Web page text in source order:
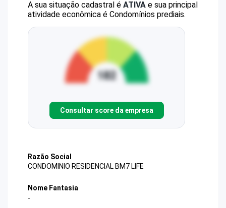
A sua situação cadastral é ATIVA e sua principal
atividade econômica é Condomínios prediais.
Consultar score da empresa
Razão Social
CONDOMINIO RESIDENCIAL BM7 LIFE
Nome Fantasia
-